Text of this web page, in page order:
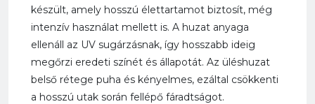
készült, amely hosszú élettartamot biztosít, még
intenzív használat mellett is. A huzat anyaga
ellenáll az UV sugárzásnak, így hosszabb ideig
megőrzi eredeti színét és állapotát. Az üléshuzat
belső rétege puha és kényelmes, ezáltal csökkenti
a hosszú utak során fellépő fáradtságot.